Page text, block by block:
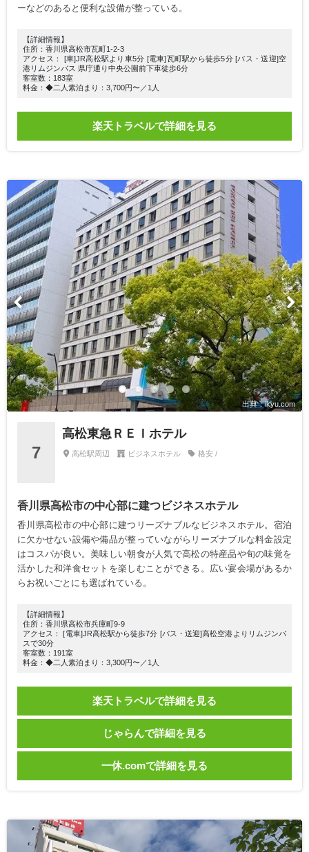
ーなどのあると便利な設備が整っている。
【詳細情報】
住所：香川県高松市瓦町1-2-3
アクセス： [車]JR高松駅より車5分 [電車]瓦町駅から徒歩5分 [バス・送迎]空
港リムジンバス 県庁通り中央公園前下車徒歩6分
客室数：183室
料金：◆二人素泊まり：3,700円〜／1人
楽天トラベルで詳細を見る
出典：ikyu.com
7
高松東急ＲＥＩホテル
高松駅周辺 ビジネスホテル 格安 /
香川県高松市の中心部に建つビジネスホテル
香川県高松市の中心部に建つリーズナブルなビジネスホテル。宿泊
に欠かせない設備や備品が整っていながらリーズナブルな料金設定
はコスパが良い。美味しい朝食が人気で高松の特産品や旬の味覚を
活かした和洋食セットを楽しむことができる。広い宴会場があるか
らお祝いごとにも選ばれている。
【詳細情報】
住所：香川県高松市兵庫町9-9
アクセス： [電車]JR高松駅から徒歩7分 [バス・送迎]高松空港よりリムジンバ
スで30分
客室数：191室
料金：◆二人素泊まり：3,300円〜／1人
楽天トラベルで詳細を見る
じゃらんで詳細を見る
一休.comで詳細を見る